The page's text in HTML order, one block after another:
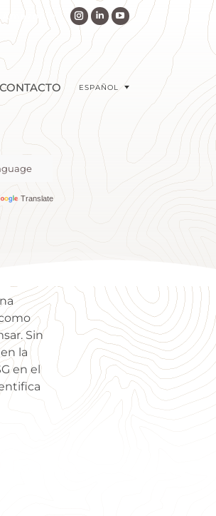
CONTACTO ESPAÑOL
Translate
Sin
la
en el